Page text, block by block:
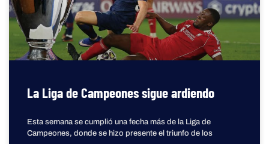
La Liga de Campeones sigue ardiendo
Esta semana se cumplió una fecha más de la Liga de
Campeones, donde se hizo presente el triunfo de los